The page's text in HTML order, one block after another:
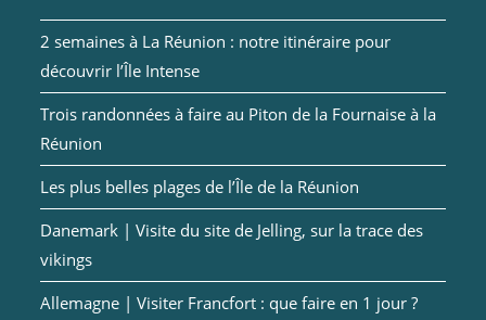
2 semaines à La Réunion : notre itinéraire pour
découvrir l’Île Intense
Trois randonnées à faire au Piton de la Fournaise à la
Réunion
Les plus belles plages de l’Île de la Réunion
Danemark | Visite du site de Jelling, sur la trace des
vikings
Allemagne | Visiter Francfort : que faire en 1 jour ?